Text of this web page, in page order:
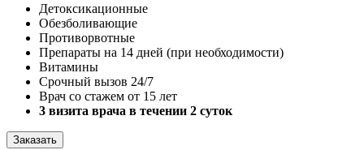
Детоксикационные
Обезболивающие
Противорвотные
Препараты на 14 дней (при необходимости)
Витамины
Срочный вызов 24/7
Врач со стажем от 15 лет
3 визита врача в течении 2 суток
Заказать